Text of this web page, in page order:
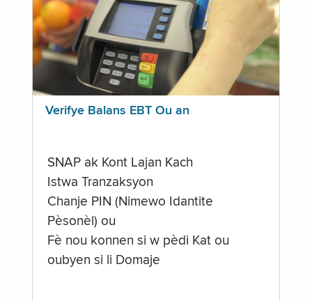
Verifye Balans EBT Ou an
SNAP ak Kont Lajan Kach
Istwa Tranzaksyon
Chanje PIN (Nimewo Idantite
Pèsonèl) ou
Fè nou konnen si w pèdi Kat ou
oubyen si li Domaje